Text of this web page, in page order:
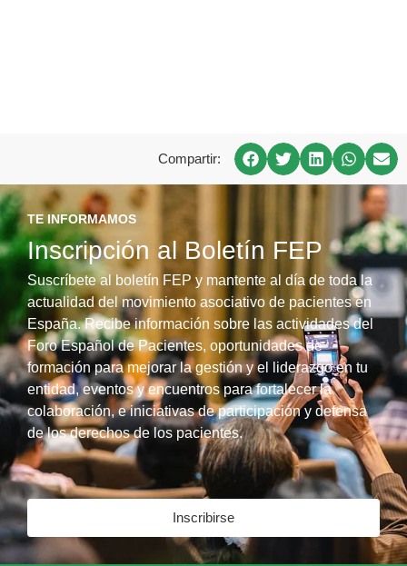
Compartir:
TE INFORMAMOS
Inscripción al Boletín FEP
Suscríbete al boletín FEP y mantente al día de toda la
actualidad del movimiento asociativo de pacientes en
España. Recibe información sobre las actividades del
Foro Español de Pacientes, oportunidades de
formación para mejorar la gestión y el liderazgo en tu
entidad, eventos y encuentros para fortalecer la
colaboración, e iniciativas de participación y defensa
de los derechos de los pacientes.
Inscribirse